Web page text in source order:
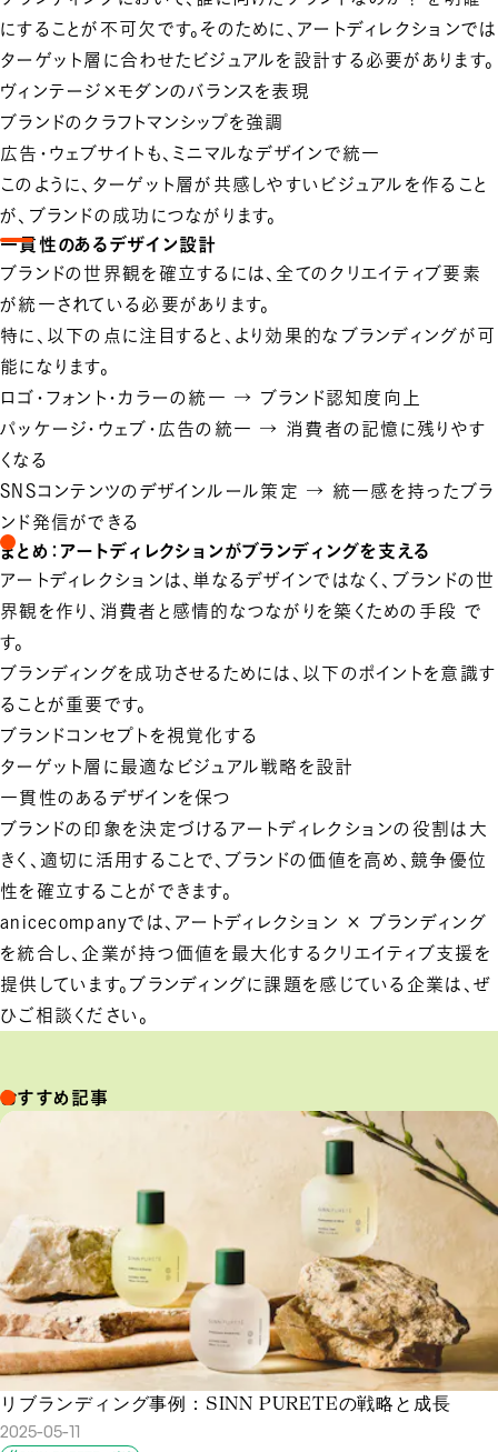
にすることが不可欠です。そのために、アートディレクションでは
ターゲット層に合わせたビジュアルを設計する必要があります。
ヴィンテージ×モダンのバランスを表現
ブランドのクラフトマンシップを強調
広告・ウェブサイトも、ミニマルなデザインで統一
このように、ターゲット層が共感しやすいビジュアルを作ること
が、ブランドの成功につながります。
一貫性のあるデザイン設計
ブランドの世界観を確立するには、全てのクリエイティブ要素
が統一されている必要があります。
特に、以下の点に注目すると、より効果的なブランディングが可
能になります。
ロゴ・フォント・カラーの統一 → ブランド認知度向上
パッケージ・ウェブ・広告の統一 → 消費者の記憶に残りやす
くなる
SNSコンテンツのデザインルール策定 → 統一感を持ったブラ
ンド発信ができる
まとめ：アートディレクションがブランディングを支える
アートディレクションは、単なるデザインではなく、 ブランドの世
界観を作り、消費者と感情的なつながりを築くための手段 で
す。
ブランディングを成功させるためには、以下のポイントを意識す
ることが重要です。
ブランドコンセプトを視覚化する
ターゲット層に最適なビジュアル戦略を設計
一貫性のあるデザインを保つ
ブランドの印象を決定づけるアートディレクションの役割は大
きく、適切に活用することで、ブランドの価値を高め、競争優位
性を確立することができます。
anicecompanyでは、 アートディレクション × ブランディング
を統合し、企業が持つ価値を最大化するクリエイティブ支援を
提供しています。ブランディングに課題を感じている企業は、ぜ
ひご相談ください。
おすすめ記事
リブランディング事例：SINN PURETEの戦略と成長
2025-05-11